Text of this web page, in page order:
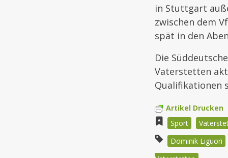
in Stuttgart
zwischen dem
spät in den
Die
Vaterstetten
Qualifikationen
Artikel Drucken
Sport
Dominik Liguori